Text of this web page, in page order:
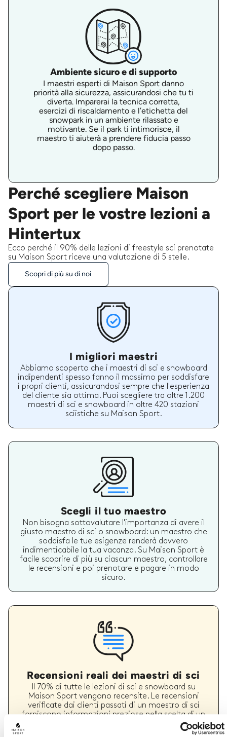
Ambiente sicuro e di supporto
I maestri esperti di Maison Sport danno
priorità alla sicurezza, assicurandosi che tu ti
diverta. Imparerai la tecnica corretta,
esercizi di riscaldamento e l’etichetta del
snowpark in un ambiente rilassato e
motivante. Se il park ti intimorisce, il
maestro ti aiuterà a prendere fiducia passo
dopo passo.
Perché scegliere Maison
Sport per le vostre lezioni a
Hintertux
Ecco perché il 90% delle lezioni di freestyle sci prenotate
su Maison Sport riceve una valutazione di 5 stelle.
Scopri di più su di noi
I migliori maestri
Abbiamo scoperto che i maestri di sci e snowboard
indipendenti spesso fanno il massimo per soddisfare
i propri clienti, assicurandosi sempre che l'esperienza
del cliente sia ottima. Puoi scegliere tra oltre 1.200
maestri di sci e snowboard in oltre 420 stazioni
sciistiche su Maison Sport.
Scegli il tuo maestro
Non bisogna sottovalutare l'importanza di avere il
giusto maestro di sci o snowboard: un maestro che
soddisfa le tue esigenze renderà davvero
indimenticabile la tua vacanza. Su Maison Sport è
facile scoprire di più su ciascun maestro, controllare
le recensioni e poi prenotare e pagare in modo
sicuro.
Recensioni reali dei maestri di sci
Il 70% di tutte le lezioni di sci e snowboard su
Maison Sport vengono recensite. Le recensioni
verificate dai clienti passati di un maestro di sci
forniscono informazioni preziose nella scelta di un
maestro. Puoi vedere se un maestro offre
regolarmente un servizio di alta qualità e i tipi di